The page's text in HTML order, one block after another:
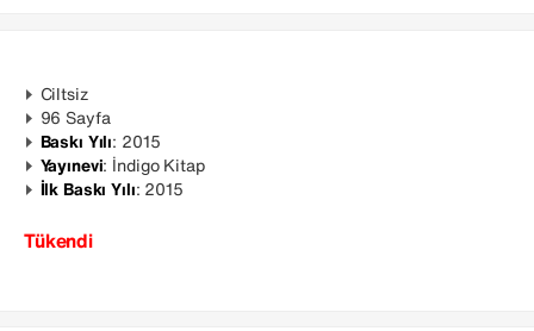
Ciltsiz
96 Sayfa
Baskı Yılı: 2015
Yayınevi: İndigo Kitap
İlk Baskı Yılı: 2015
Tükendi